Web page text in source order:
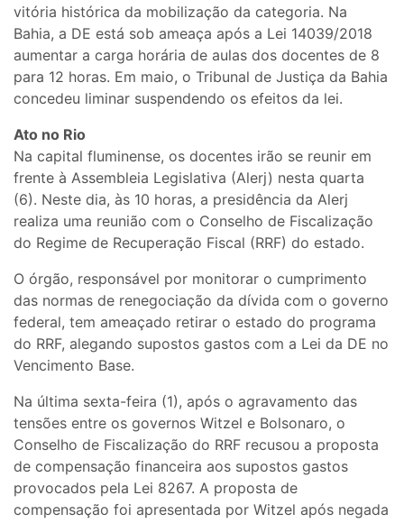
vitória histórica da mobilização da categoria. Na
Bahia, a DE está sob ameaça após a Lei 14039/2018
aumentar a carga horária de aulas dos docentes de 8
para 12 horas. Em maio, o Tribunal de Justiça da Bahia
concedeu liminar suspendendo os efeitos da lei.
Ato no Rio
Na capital fluminense, os docentes irão se reunir em
frente à Assembleia Legislativa (Alerj) nesta quarta
(6). Neste dia, às 10 horas, a presidência da Alerj
realiza uma reunião com o Conselho de Fiscalização
do Regime de Recuperação Fiscal (RRF) do estado.
O órgão, responsável por monitorar o cumprimento
das normas de renegociação da dívida com o governo
federal, tem ameaçado retirar o estado do programa
do RRF, alegando supostos gastos com a Lei da DE no
Vencimento Base.
Na última sexta-feira (1), após o agravamento das
tensões entre os governos Witzel e Bolsonaro, o
Conselho de Fiscalização do RRF recusou a proposta
de compensação financeira aos supostos gastos
provocados pela Lei 8267. A proposta de
compensação foi apresentada por Witzel após negada